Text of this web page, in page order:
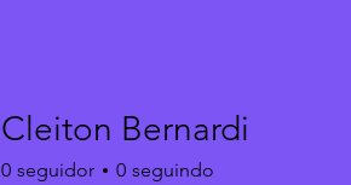
Cleiton Bernardi
0 seguidor 0 seguindo